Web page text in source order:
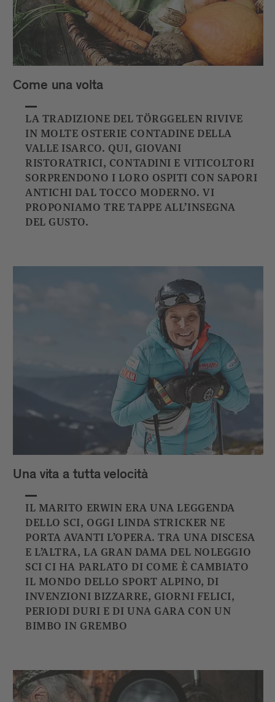
Come una volta
LA TRADIZIONE DEL TÖRGGELEN RIVIVE
IN MOLTE OSTERIE CONTADINE DELLA
VALLE ISARCO. QUI, GIOVANI
RISTORATRICI, CONTADINI E VITICOLTORI
SORPRENDONO I LORO OSPITI CON SAPORI
ANTICHI DAL TOCCO MODERNO. VI
PROPONIAMO TRE TAPPE ALL’INSEGNA
DEL GUSTO.
Una vita a tutta velocità
IL MARITO ERWIN ERA UNA LEGGENDA
DELLO SCI, OGGI LINDA STRICKER NE
PORTA AVANTI L’OPERA. TRA UNA DISCESA
E L’ALTRA, LA GRAN DAMA DEL NOLEGGIO
SCI CI HA PARLATO DI COME È CAMBIATO
IL MONDO DELLO SPORT ALPINO, DI
INVENZIONI BIZZARRE, GIORNI FELICI,
PERIODI DURI E DI UNA GARA CON UN
BIMBO IN GREMBO